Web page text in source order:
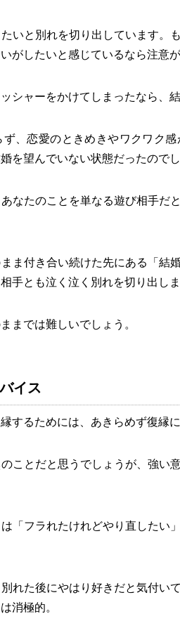
いと別れを切り出しています。
がしたいと感じているなら注意が
シャーをかけてしまったなら、
、恋愛のときめきやワクワク
を望んでいない状態だったのでし
なたのことを単なる遊び相手だ
ま付き合い続けた先にある「結
手とも泣く泣く別れを切り出しま
までは難しいでしょう。
イス
するためには、あきらめず復縁
ことだと思うでしょうが、強い
「フラれたけれどやり直したい
れた後にやはり好きだと気付い
消極的。